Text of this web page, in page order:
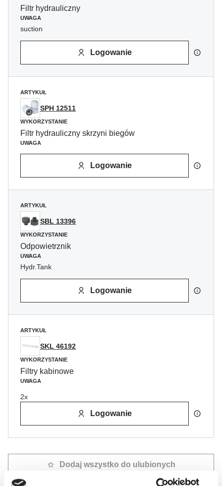
Filtr hydrauliczny
UWAGA
suction
Logowanie
ARTYKUŁ
SPH 12511
WYKORZYSTANIE
Filtr hydrauliczny skrzyni biegów
UWAGA
Logowanie
ARTYKUŁ
SBL 13396
WYKORZYSTANIE
Odpowietrznik
UWAGA
Hydr.Tank
Logowanie
ARTYKUŁ
SKL 46192
WYKORZYSTANIE
Filtry kabinowe
UWAGA
2x
Logowanie
Dodaj wszystko do ulubionych